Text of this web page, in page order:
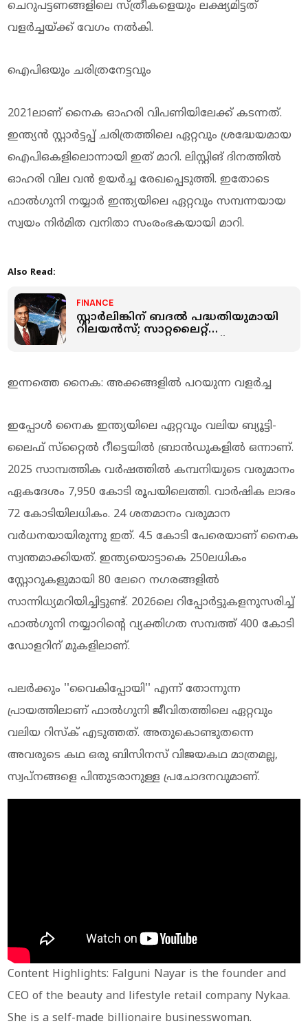
ചെറുപട്ടണങ്ങളിലെ സ്ത്രീകളെയും ലക്ഷ്യമിട്ടത്
വളര്‍ച്ചയ്ക്ക് വേഗം നല്‍കി.
ഐപിഒയും ചരിത്രനേട്ടവും
2021ലാണ് നൈക ഓഹരി വിപണിയിലേക്ക് കടന്നത്.
ഇന്ത്യന്‍ സ്റ്റാര്‍ട്ടപ്പ് ചരിത്രത്തിലെ ഏറ്റവും ശ്രദ്ധേയമായ
ഐപിഒകളിലൊന്നായി ഇത് മാറി. ലിസ്റ്റിങ് ദിനത്തില്‍
ഓഹരി വില വന്‍ ഉയര്‍ച്ച രേഖപ്പെടുത്തി. ഇതോടെ
ഫാല്‍ഗുനി നയ്യാര്‍ ഇന്ത്യയിലെ ഏറ്റവും സമ്പന്നയായ
സ്വയം നിര്‍മിത വനിതാ സംരംഭകയായി മാറി.
Also Read:
FINANCE
സ്റ്റാര്‍ലിങ്കിന് ബദല്‍ പദ്ധതിയുമായി
റിലയന്‍സ്; സാറ്റലൈറ്റ്
ഇന്നത്തെ നൈക: അക്കങ്ങളില്‍ പറയുന്ന വളര്‍ച്ച
ഇപ്പോള്‍ നൈക ഇന്ത്യയിലെ ഏറ്റവും വലിയ ബ്യൂട്ടി-
ലൈഫ് സ്‌റ്റൈല്‍ റീട്ടെയില്‍ ബ്രാന്‍ഡുകളില്‍ ഒന്നാണ്.
2025 സാമ്പത്തിക വര്‍ഷത്തില്‍ കമ്പനിയുടെ വരുമാനം
ഏകദേശം 7,950 കോടി രൂപയിലെത്തി. വാര്‍ഷിക ലാഭം
72 കോടിയിലധികം. 24 ശതമാനം വരുമാന
വര്‍ധനയായിരുന്നു ഇത്. 4.5 കോടി പേരെയാണ് നൈക
സ്വന്തമാക്കിയത്. ഇന്ത്യയൊട്ടാകെ 250ലധികം
സ്റ്റോറുകളുമായി 80 ലേറെ നഗരങ്ങളില്‍
സാന്നിധ്യമറിയിച്ചിട്ടുണ്ട്. 2026ലെ റിപ്പോര്‍ട്ടുകളനുസരിച്ച്
ഫാല്‍ഗുനി നയ്യാറിന്റെ വ്യക്തിഗത സമ്പത്ത് 400 കോടി
ഡോളറിന് മുകളിലാണ്.
പലര്‍ക്കും ''വൈകിപ്പോയി'' എന്ന് തോന്നുന്ന
പ്രായത്തിലാണ് ഫാല്‍ഗുനി ജീവിതത്തിലെ ഏറ്റവും
വലിയ റിസ്‌ക് എടുത്തത്. അതുകൊണ്ടുതന്നെ
അവരുടെ കഥ ഒരു ബിസിനസ് വിജയകഥ മാത്രമല്ല,
സ്വപ്നങ്ങളെ പിന്തുടരാനുള്ള പ്രചോദനവുമാണ്.
Content Highlights: Falguni Nayar is the founder and
CEO of the beauty and lifestyle retail company Nykaa.
She is a self-made billionaire businesswoman.